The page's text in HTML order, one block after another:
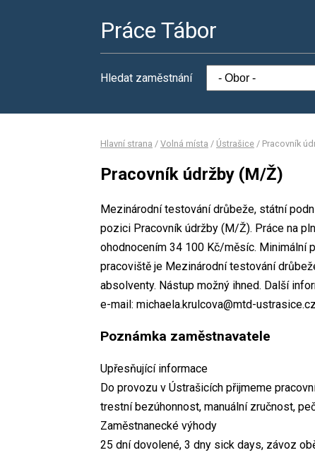
Práce Tábor
Hledat zaměstnání
Hlavní strana / Volná místa / Ústrašice / Pracovník
Pracovník údržby (M/Ž)
Mezinárodní testování drůbeže, státní
pozici Pracovník údržby (M/Ž). Práce na
ohodnocením 34 100 Kč/měsíc. Minimální
pracoviště je Mezinárodní testování
absolventy. Nástup možný ihned. Další
e-mail: michaela.krulcova@mtd-
Poznámka zaměstnavatele
Upřesňující informace
Do provozu v Ústrašicích přijmeme
trestní bezúhonnost, manuální zručnost,
Zaměstnanecké výhody
25 dní dovolené, 3 dny sick days, závoz